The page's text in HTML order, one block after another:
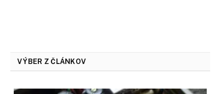
VÝBER Z ČLÁNKOV